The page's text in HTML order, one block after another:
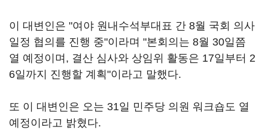
이 대변인은 "여야 원내수석부대표 간 8월 국회 의사
일정 협의를 진행 중"이라며 "본회의는 8월 30일쯤
열 예정이며, 결산 심사와 상임위 활동은 17일부터 2
6일까지 진행할 계획"이라고 말했다.
또 이 대변인은 오는 31일 민주당 의원 워크숍도 열
예정이라고 밝혔다.